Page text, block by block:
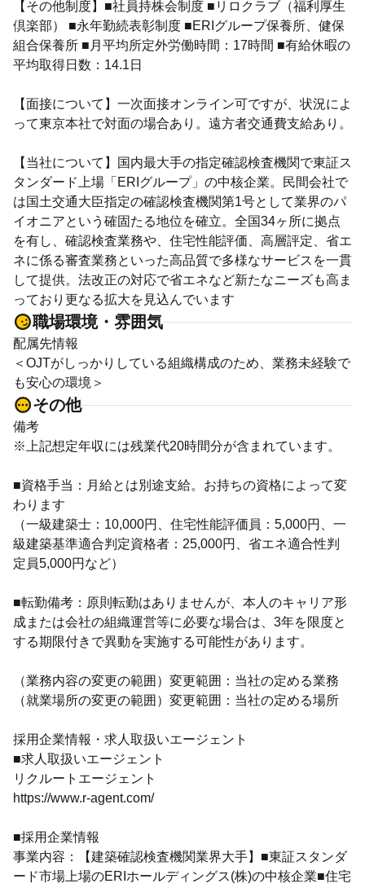
【その他制度】■社員持株会制度 ■リロクラブ（福利厚生
倶楽部） ■永年勤続表彰制度 ■ERIグループ保養所、健保
組合保養所 ■月平均所定外労働時間：17時間 ■有給休暇の
平均取得日数：14.1日
【面接について】一次面接オンライン可ですが、状況によ
って東京本社で対面の場合あり。遠方者交通費支給あり。
【当社について】国内最大手の指定確認検査機関で東証ス
タンダード上場「ERIグループ」の中核企業。民間会社で
は国土交通大臣指定の確認検査機関第1号として業界のパ
イオニアという確固たる地位を確立。全国34ヶ所に拠点
を有し、確認検査業務や、住宅性能評価、高層評定、省エ
ネに係る審査業務といった高品質で多様なサービスを一貫
して提供。法改正の対応で省エネなど新たなニーズも高ま
っており更なる拡大を見込んでいます
職場環境・雰囲気
配属先情報
＜OJTがしっかりしている組織構成のため、業務未経験で
も安心の環境＞
その他
備考
※上記想定年収には残業代20時間分が含まれています。
■資格手当：月給とは別途支給。お持ちの資格によって変
わります
（一級建築士：10,000円、住宅性能評価員：5,000円、一
級建築基準適合判定資格者：25,000円、省エネ適合性判
定員5,000円など）
■転勤備考：原則転勤はありませんが、本人のキャリア形
成または会社の組織運営等に必要な場合は、3年を限度と
する期限付きで異動を実施する可能性があります。
（業務内容の変更の範囲）変更範囲：当社の定める業務
（就業場所の変更の範囲）変更範囲：当社の定める場所
採用企業情報・求人取扱いエージェント
■求人取扱いエージェント
リクルートエージェント
https://www.r-agent.com/
■採用企業情報
事業内容：【建築確認検査機関業界大手】■東証スタンダ
ード市場上場のERIホールディングス(株)の中核企業■住宅